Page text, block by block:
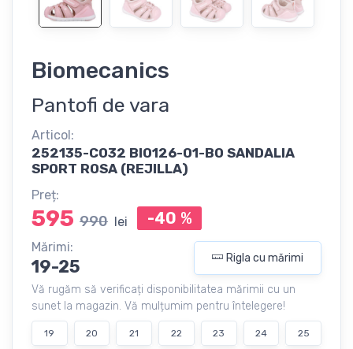
Biomecanics
Pantofi de vara
Articol:
252135-C032 BIO126-01-ВО SANDALIA
SPORT ROSA (REJILLA)
Preț:
595 990 lei -40 %
Mărimi:
19-25 Rigla cu mărimi
Vă rugăm să verificați disponibilitatea mărimii cu un
sunet la magazin. Vă mulțumim pentru întelegere!
19 20 21 22 23 24 25